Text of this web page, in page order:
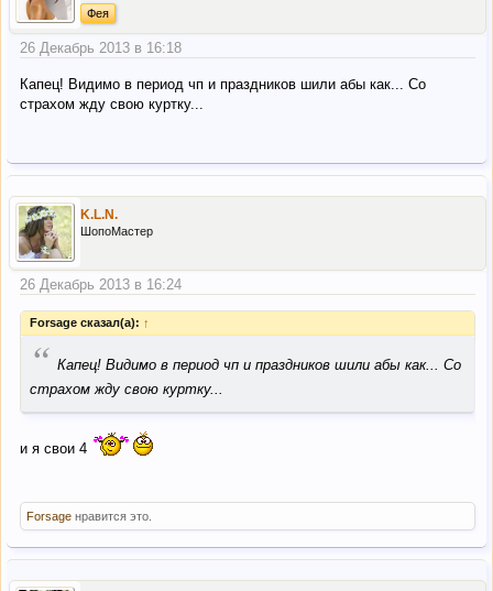
Фея
26 Декабрь 2013 в 16:18
Капец! Видимо в период чп и праздников шили абы как... Со
страхом жду свою куртку...
K.L.N.
ШопоМастер
26 Декабрь 2013 в 16:24
Forsage сказал(а): ↑
“ Капец! Видимо в период чп и праздников шили абы как... Со
страхом жду свою куртку...
и я свои 4
Forsage нравится это.